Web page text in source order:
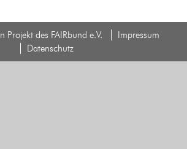
Projekt des FAIRbund e.V.
Impressum
Datenschutz